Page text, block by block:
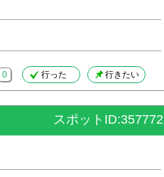
0 行った 行きたい
スポットID:357772